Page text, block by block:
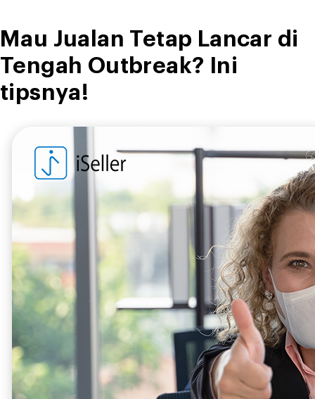
Mau Jualan Tetap Lancar di
Tengah Outbreak? Ini
tipsnya!